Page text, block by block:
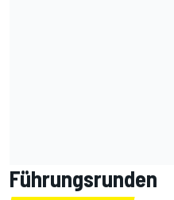
Führungsrunden